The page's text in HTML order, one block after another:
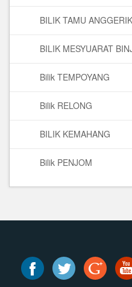
BILIK TAMU ANGGERIK
BILIK MESYUARAT
Bilik TEMPOYANG
Bilik RELONG
BILIK KEMAHANG
Bilik PENJOM